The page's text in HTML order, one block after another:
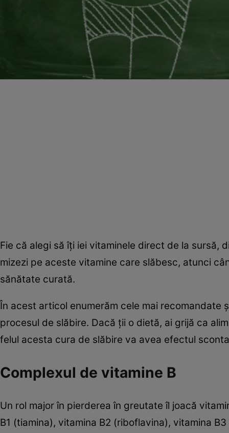
Fie că alegi să îţi iei vitaminele direct de la sursă,
mizezi pe aceste vitamine care slăbesc, atunci
sănătate curată.
În acest articol enumerăm cele mai
procesul de slăbire. Dacă ţii o dietă, ai grijă ca
felul acesta cura de slăbire va avea efectul
Complexul de vitamine B
Un rol major în pierderea în greutate îl joacă
B1 (tiamina), vitamina B2 (riboflavina), vitamina